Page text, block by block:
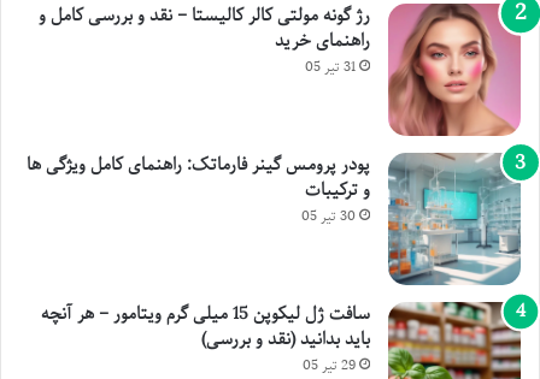
رژ گونه مولتی کالر کالیستا – نقد و بررسی کامل و
راهنمای خرید
31 تیر 05
پودر پرومس گینر فارماتک: راهنمای کامل ویژگی ها
و ترکیبات
30 تیر 05
سافت ژل لیکوپن 15 میلی گرم ویتامور – هر آنچه
باید بدانید (نقد و بررسی)
29 تیر 05